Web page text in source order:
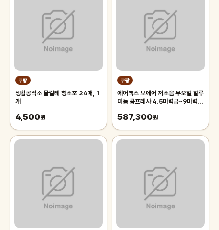
쿠팡
생활공작소 물걸레 청소포 24매, 1
개
4,500원
쿠팡
에어맥스 보에어 저소음 무오일 알루
미늄 콤프레샤 4.5마력급~9마력
587,300원